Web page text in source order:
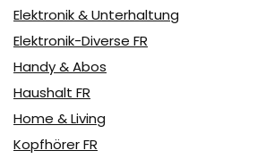
Elektronik & Unterhaltung
Elektronik-Diverse FR
Handy & Abos
Haushalt FR
Home & Living
Kopfhörer FR